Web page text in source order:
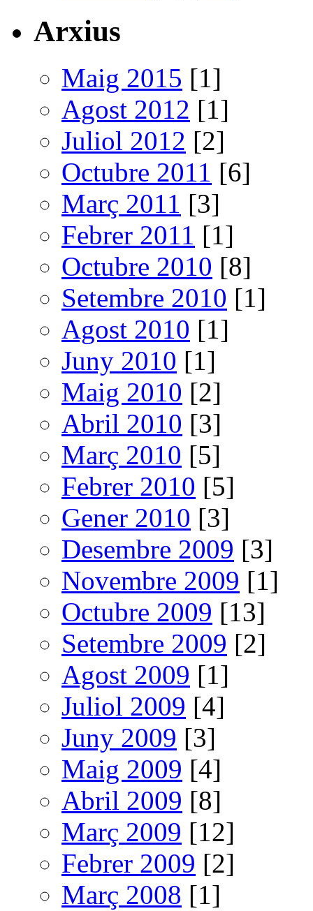
Arxius
Maig 2015 [1]
Agost 2012 [1]
Juliol 2012 [2]
Octubre 2011 [6]
Març 2011 [3]
Febrer 2011 [1]
Octubre 2010 [8]
Setembre 2010 [1]
Agost 2010 [1]
Juny 2010 [1]
Maig 2010 [2]
Abril 2010 [3]
Març 2010 [5]
Febrer 2010 [5]
Gener 2010 [3]
Desembre 2009 [3]
Novembre 2009 [1]
Octubre 2009 [13]
Setembre 2009 [2]
Agost 2009 [1]
Juliol 2009 [4]
Juny 2009 [3]
Maig 2009 [4]
Abril 2009 [8]
Març 2009 [12]
Febrer 2009 [2]
Març 2008 [1]